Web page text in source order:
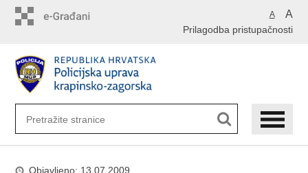
A A
Prilagodba pristupačnosti
Objavljeno: 13.07.2009.